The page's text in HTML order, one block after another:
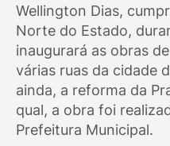
Wellington Dias,
Norte do Estado,
inaugurará as obras
várias ruas da cidade
ainda, a reforma da
qual, a obra foi
Prefeitura Municipal.